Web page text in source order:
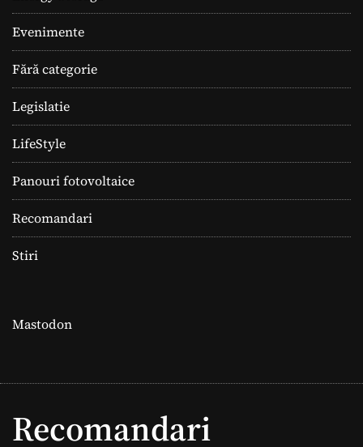
Evenimente
Fără categorie
Legislatie
LifeStyle
Panouri fotovoltaice
Recomandari
Stiri
Mastodon
Recomandari